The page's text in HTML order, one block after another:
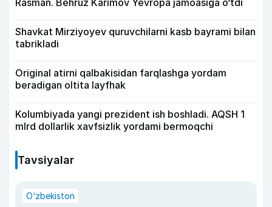
Shavkat Mirziyoyev quruvchilarni kasb bayrami bilan
tabrikladi
Original atirni qalbakisidan farqlashga yordam
beradigan oltita layfhak
Kolumbiyada yangi prezident ish boshladi. AQSH 1
mlrd dollarlik xavfsizlik yordami bermoqchi
Tavsiyalar
O‘zbekiston